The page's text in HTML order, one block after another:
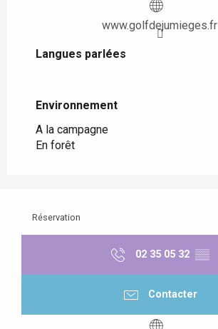
www.golfdejumieges.fr
Langues parlées
Langues parlées
Environnement
Environnement
A la campagne
En forêt
Réservation
02 35 05 32 ▒▒
Contacter